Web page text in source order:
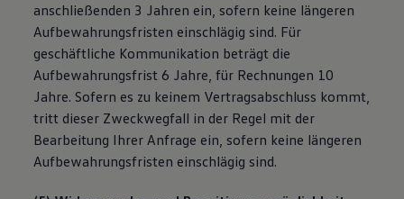
anschließenden 3 Jahren ein, sofern keine längeren
Aufbewahrungsfristen einschlägig sind. Für
geschäftliche Kommunikation beträgt die
Aufbewahrungsfrist 6 Jahre, für Rechnungen 10
Jahre. Sofern es zu keinem Vertragsabschluss kommt,
tritt dieser Zweckwegfall in der Regel mit der
Bearbeitung Ihrer Anfrage ein, sofern keine längeren
Aufbewahrungsfristen einschlägig sind.